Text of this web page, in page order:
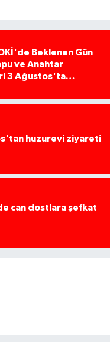
Beklenen Gün
ve Anahtar
3 Ağustos'ta
huzurevi ziyareti
can dostlara şefkat